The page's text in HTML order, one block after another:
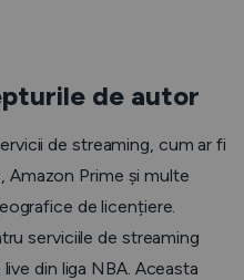
de autor
de streaming, cum ar fi
Amazon Prime și multe
de licențiere.
serviciile de streaming
din liga NBA. Aceasta